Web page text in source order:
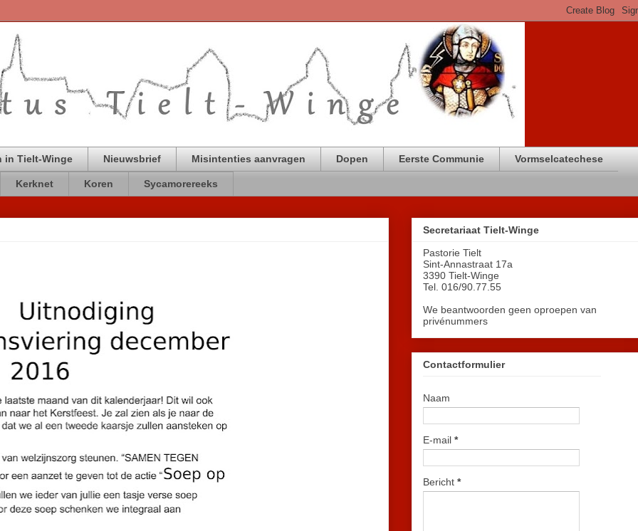
in Tielt-Winge Nieuwsbrief Misintenties aanvragen Dopen Eerste Communie Vormselcatechese
Kerknet Koren Sycamorereeks
Secretariaat Tielt-Winge
Pastorie Tielt
Sint-Annastraat 17a
3390 Tielt-Winge
Tel. 016/90.77.55
We beantwoorden geen oproepen van
privénummers
Contactformulier
Naam
E-mail *
Bericht *